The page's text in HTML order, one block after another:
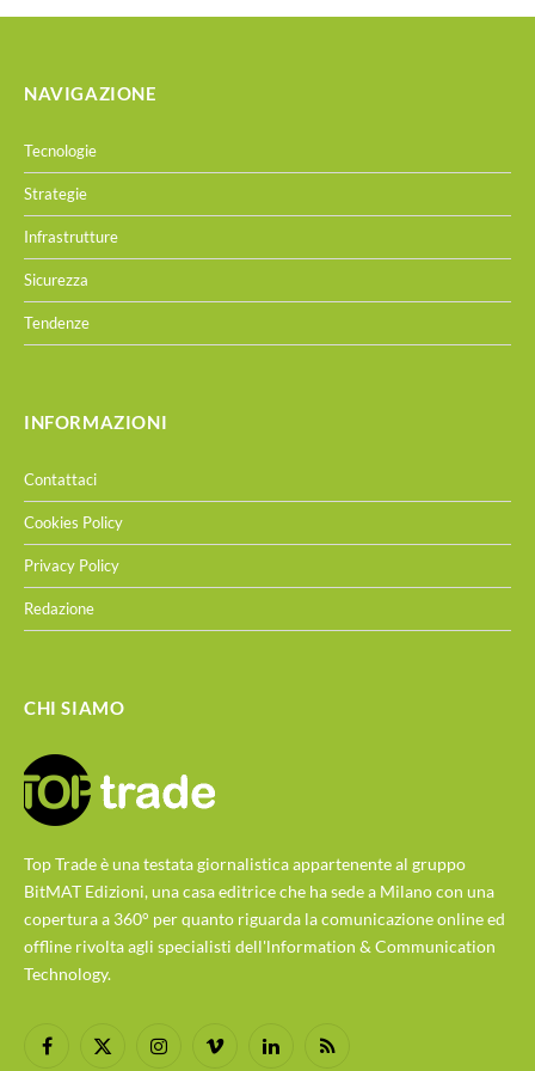
NAVIGAZIONE
Tecnologie
Strategie
Infrastrutture
Sicurezza
Tendenze
INFORMAZIONI
Contattaci
Cookies Policy
Privacy Policy
Redazione
CHI SIAMO
Top Trade è una testata giornalistica appartenente al gruppo
BitMAT Edizioni, una casa editrice che ha sede a Milano con una
copertura a 360° per quanto riguarda la comunicazione online ed
offline rivolta agli specialisti dell'lnformation & Communication
Technology.
Facebook
X
InstagramVimeo LinkedInRSS